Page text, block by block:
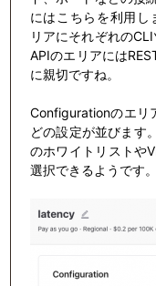
にはこちらを利用
リアにそれぞれの
APIのエリアには
に親切ですね。
Configurationのエリ
どの設定が並びます
のホワイトリストや
選択できるようです。